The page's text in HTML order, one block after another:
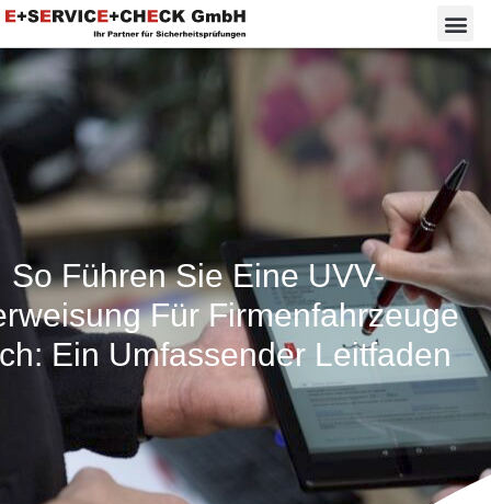
So Führen Sie Eine UVV-
Für Firmenfahrzeuge
Ein Umfassender Leitfaden